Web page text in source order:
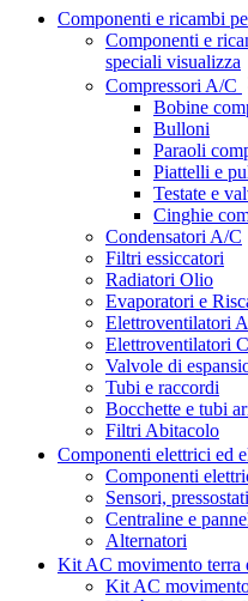
Componenti e ricambi
Componenti e
speciali visualizza
Compressori A/C
Bobine
Bulloni
Paraoli
Piattelli e
Testate e
Cinghie
Condensatori A/C
Filtri essiccatori
Radiatori Olio
Evaporatori e
Elettroventilatori
Elettroventilatori
Valvole di
Tubi e raccordi
Bocchette e tubi
Filtri Abitacolo
Componenti elettrici ed
Componenti
Sensori,
Centraline e
Alternatori
Kit AC movimento terra
Kit AC